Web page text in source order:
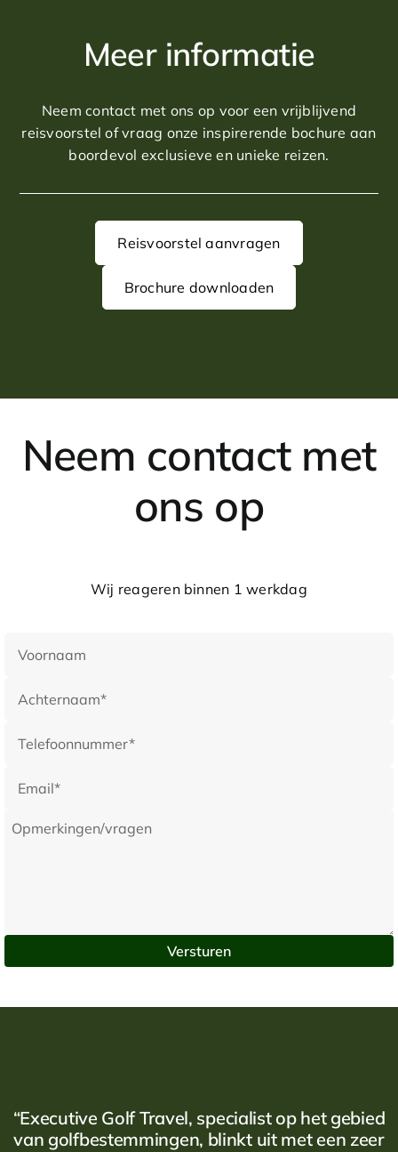
Meer informatie
Neem contact met ons op voor een vrijblijvend
reisvoorstel of vraag onze inspirerende bochure aan
boordevol exclusieve en unieke reizen.
Reisvoorstel aanvragen
Brochure downloaden
Neem contact met
ons op
Wij reageren binnen 1 werkdag
“Executive Golf Travel, specialist op het gebied
van golfbestemmingen, blinkt uit met een zeer